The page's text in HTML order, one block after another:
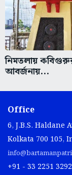
নিমতলায়
আবর্জনায়...
Office
6, J.B.S. Haldane
Kolkata 700 105,
+91 - 33 2251